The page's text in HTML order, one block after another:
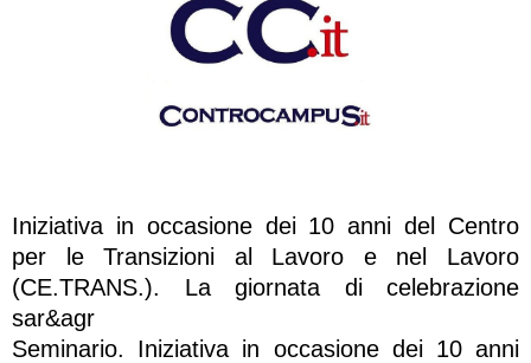
Iniziativa in occasione dei 10 anni del Centro
per le Transizioni al Lavoro e nel Lavoro
(CE.TRANS.). La giornata di celebrazione
sar&agr
Seminario. Iniziativa in occasione dei 10 anni